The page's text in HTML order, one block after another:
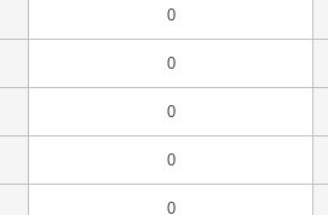
0
0
0
0
0